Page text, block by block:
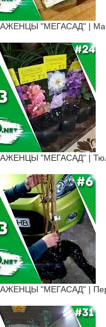
"МЕГАСАД" |
"МЕГАСАД" |
"МЕГАСАД" |